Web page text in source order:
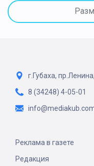
г.Губаха,
8 (34248) 4-05-01
Реклама в газете
Редакция